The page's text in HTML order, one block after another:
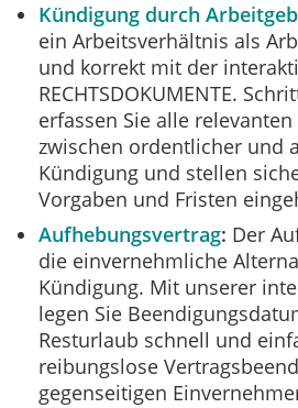
Kündigung durch
ein Arbeitsverhältnis als
und korrekt mit der
RECHTSDOKUMENTE.
erfassen Sie alle
zwischen ordentlicher und
Kündigung und stellen
Vorgaben und Fristen
Aufhebungsvertrag Der
die einvernehmliche
Kündigung. Mit unserer
legen Sie
Resturlaub schnell und
reibungslose
gegenseitigen